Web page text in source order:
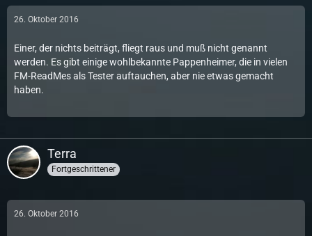
26. Oktober 2016
Einer, der nichts beiträgt, fliegt raus und muß nicht genannt
werden. Es gibt einige wohlbekannte Pappenheimer, die in vielen
FM-ReadMes als Tester auftauchen, aber nie etwas gemacht
haben.
Terra
Fortgeschrittener
26. Oktober 2016